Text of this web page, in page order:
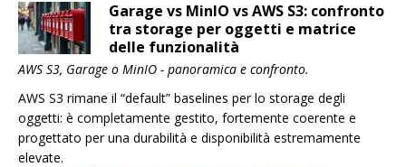
Garage vs MinIO vs AWS S3: confronto
tra storage per oggetti e matrice
delle funzionalità
AWS S3, Garage o MinIO - panoramica e confronto.
AWS S3 rimane il “default” baselines per lo storage degli
oggetti: è completamente gestito, fortemente coerente e
progettato per una durabilità e disponibilità estremamente
elevate.